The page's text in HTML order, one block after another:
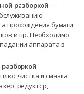
разборкой —
прохождения бумаги
и пр. Необходимо
аппарата в
—
чистка и смазка
редуктор,